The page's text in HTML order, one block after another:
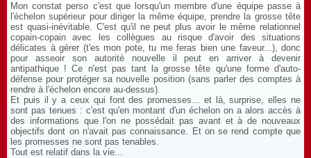
Mon constat perso c'est que lorsqu'un membre d'une équipe passe à
l'échelon supérieur pour diriger la même équipe, prendre la grosse tête
est quasi-inévitable. C'est qu'il ne peut plus avoir le même relationnel
copain-copain avec les collègues au risque d'avoir des situations
délicates à gérer (t'es mon pote, tu me feras bien une faveur...), donc
pour asseoir son autorité nouvelle il peut en arriver à devenir
antipathique ! Ce n'est pas tant la grosse tête qu'une forme d'auto-
défense pour protéger sa nouvelle position (sans parler des comptes à
rendre à l'échelon encore au-dessus).
Et puis il y a ceux qui font des promesses... et là, surprise, elles ne
sont pas tenues : c'est qu'en montant d'un échelon on a alors accès à
des informations que l'on ne possédait pas avant et à de nouveaux
objectifs dont on n'avait pas connaissance. Et on se rend compte que
les promesses ne sont pas tenables.
Tout est relatif dans la vie...